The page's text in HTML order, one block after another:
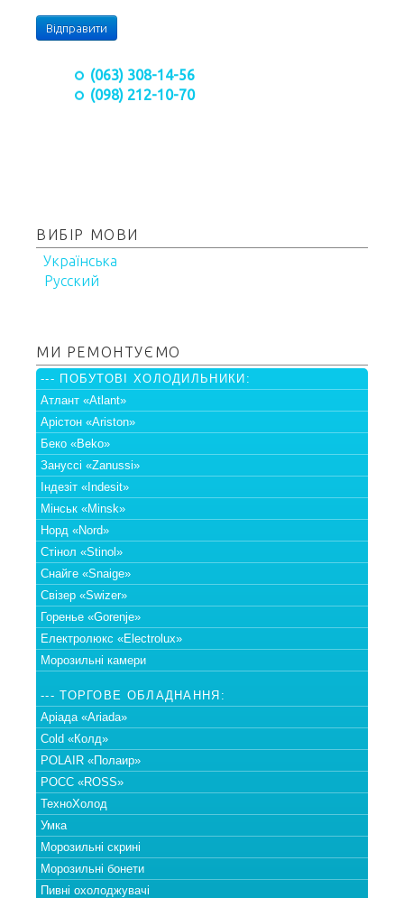
Відправити
(063) 308-14-56
(098) 212-10-70
ВИБІР МОВИ
Українська
Русский
МИ РЕМОНТУЄМО
--- ПОБУТОВІ ХОЛОДИЛЬНИКИ:
Атлант «Atlant»
Арістон «Ariston»
Беко «Beko»
Зануссі «Zanussi»
Індезіт «Indesit»
Мінськ «Minsk»
Норд «Nord»
Стінол «Stinol»
Снайге «Snaige»
Свізер «Swizer»
Горенье «Gorenje»
Електролюкс «Electrolux»
Морозильні камери
--- ТОРГОВЕ ОБЛАДНАННЯ:
Аріада «Ariada»
Cold «Колд»
POLAIR «Полаир»
РОСС «ROSS»
ТехноХолод
Умка
Морозильні скрині
Морозильні бонети
Пивні охолоджувачі